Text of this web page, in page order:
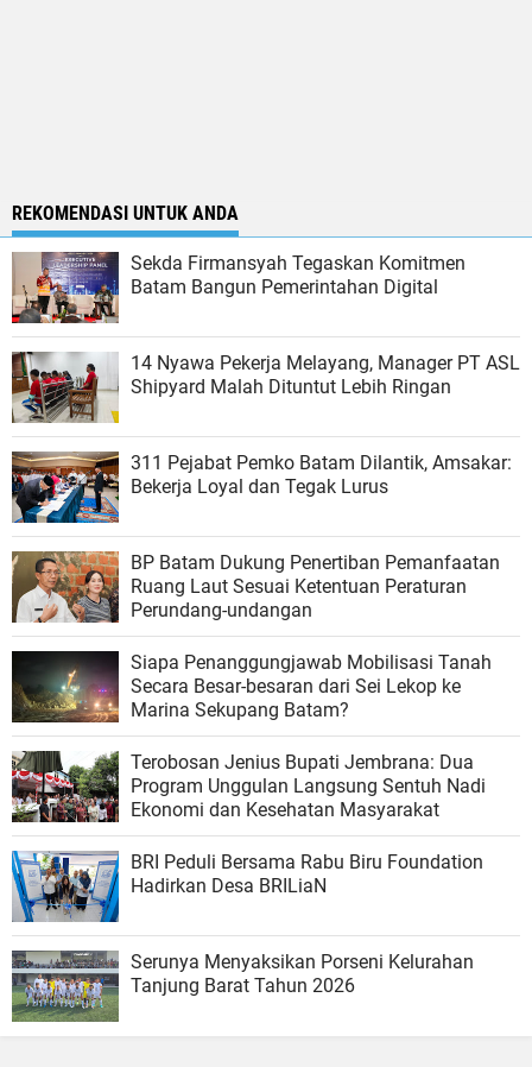
REKOMENDASI UNTUK ANDA
Sekda Firmansyah Tegaskan Komitmen
Batam Bangun Pemerintahan Digital
14 Nyawa Pekerja Melayang, Manager PT ASL
Shipyard Malah Dituntut Lebih Ringan
311 Pejabat Pemko Batam Dilantik, Amsakar:
Bekerja Loyal dan Tegak Lurus
BP Batam Dukung Penertiban Pemanfaatan
Ruang Laut Sesuai Ketentuan Peraturan
Perundang-undangan
Siapa Penanggungjawab Mobilisasi Tanah
Secara Besar-besaran dari Sei Lekop ke
Marina Sekupang Batam?
Terobosan Jenius Bupati Jembrana: Dua
Program Unggulan Langsung Sentuh Nadi
Ekonomi dan Kesehatan Masyarakat
BRI Peduli Bersama Rabu Biru Foundation
Hadirkan Desa BRILiaN
Serunya Menyaksikan Porseni Kelurahan
Tanjung Barat Tahun 2026